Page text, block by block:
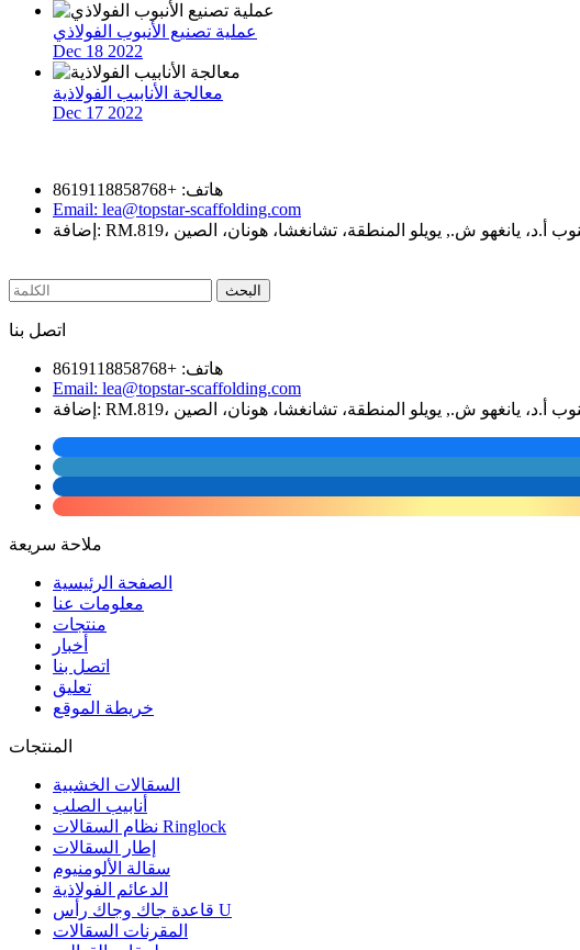
عملية تصنيع الأنبوب الفولاذي
Dec 18 2022
معالجة الأنابيب الفولاذية
Dec 17 2022
هاتف: +8619118858768
Email: lea@topstar-scaffolding.com
اتصل بنا
هاتف: +8619118858768
Email: lea@topstar-scaffolding.com
ملاحة سريعة
الصفحة الرئيسية
معلومات عنا
منتجات
أخبار
اتصل بنا
تعليق
خريطة الموقع
المنتجات
السقالات الخشبية
أنابيب الصلب
نظام السقالات Ringlock
إطار السقالات
سقالة الألومنيوم
الدعائم الفولاذية
قاعدة جاك وجاك رأس U
المقرنات السقالات